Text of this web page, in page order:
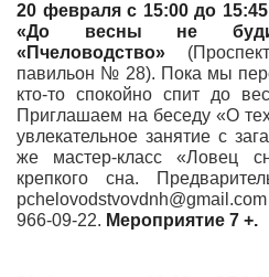
20 февраля с 15:00 до
«До весны не
«Пчеловодство»
павильон № 28). Пока мы
кто-то спокойно спит до
Приглашаем на беседу «О
увлекательное занятие с
же мастер-класс «Ловец
крепкого сна.
966-09-22. Мероприятие 7 +.